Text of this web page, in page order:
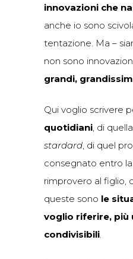
innovazioni che
anche io sono
tentazione. Ma –
non sono
grandi,
Qui voglio scrivere
quotidiani, di
stardard, di quel
consegnato entro
rimprovero al figlio,
queste sono le
voglio riferire, più
condivisibili.